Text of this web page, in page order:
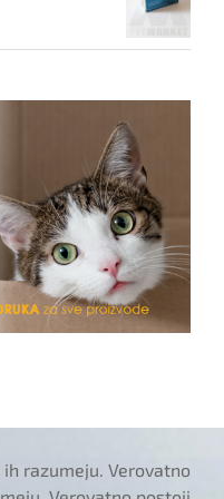
razumeju. Verovatno